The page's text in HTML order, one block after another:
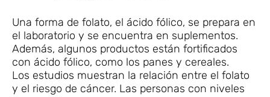
Una forma de folato, el ácido fólico, se prepara en
el laboratorio y se encuentra en suplementos.
Además, algunos productos están fortificados
con ácido fólico, como los panes y cereales.
Los estudios muestran la relación entre el folato
y el riesgo de cáncer. Las personas con niveles